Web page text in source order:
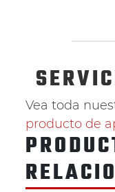
Vea toda
producto de